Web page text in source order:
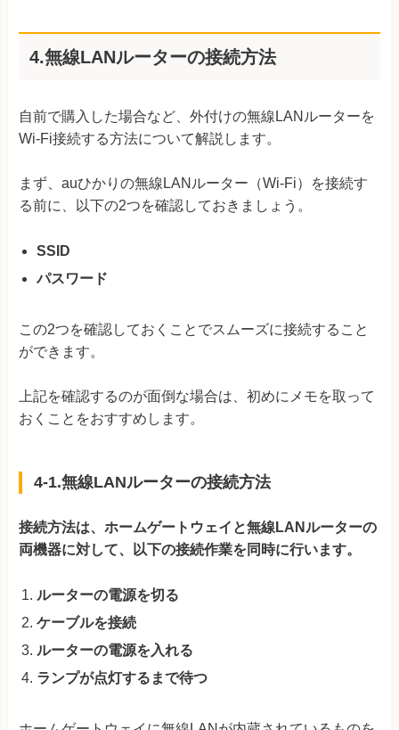
4.無線LANルーターの接続方法
自前で購入した場合など、外付けの無線LANルーターを
Wi-Fi接続する方法について解説します。
まず、auひかりの無線LANルーター（Wi-Fi）を接続す
る前に、以下の2つを確認しておきましょう。
SSID
パスワード
この2つを確認しておくことでスムーズに接続すること
ができます。
上記を確認するのが面倒な場合は、初めにメモを取って
おくことをおすすめします。
4-1.無線LANルーターの接続方法
接続方法は、ホームゲートウェイと無線LANルーターの
両機器に対して、以下の接続作業を同時に行います。
ルーターの電源を切る
ケーブルを接続
ルーターの電源を入れる
ランプが点灯するまで待つ